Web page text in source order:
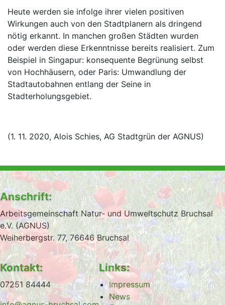
Heute werden sie infolge ihrer vielen positiven
Wirkungen auch von den Stadtplanern als dringend
nötig erkannt. In manchen großen Städten wurden
oder werden diese Erkenntnisse bereits realisiert. Zum
Beispiel in Singapur: konsequente Begrünung selbst
von Hochhäusern, oder Paris: Umwandlung der
Stadtautobahnen entlang der Seine in
Stadterholungsgebiet.
(1. 11. 2020, Alois Schies, AG Stadtgrün der AGNUS)
Anschrift:
Arbeitsgemeinschaft Natur- und Umweltschutz Bruchsal
e.V. (AGNUS)
Weiherbergstr. 77, 76646 Bruchsal
Kontakt:
07251 84444
Links:
Impressum
News